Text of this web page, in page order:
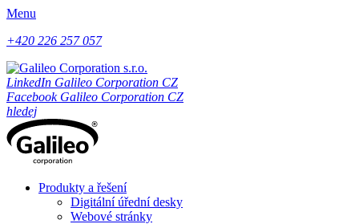
Menu
+420 226 257 057
LinkedIn Galileo Corporation CZ
Facebook Galileo Corporation CZ
hledej
Produkty a řešení
Digitální úřední desky
Webové stránky